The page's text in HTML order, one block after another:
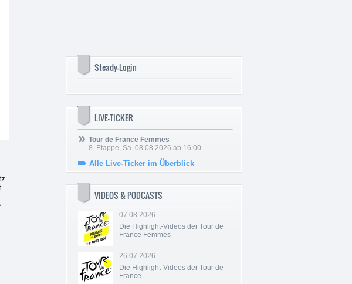
Steady-Login
LIVE-TICKER
Tour de France Femmes
8. Etappe, Sa. 08.08.2026 ab 16:00
Alle Live-Ticker im Überblick
VIDEOS & PODCASTS
07.08.2026
Die Highlight-Videos der Tour de
France Femmes
26.07.2026
Die Highlight-Videos der Tour de
France